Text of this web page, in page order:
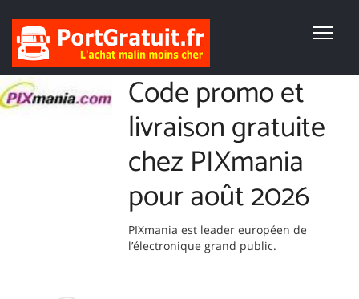
Code promo et
livraison gratuite
chez PIXmania
pour août 2026
PIXmania est leader européen de
l’électronique grand public.